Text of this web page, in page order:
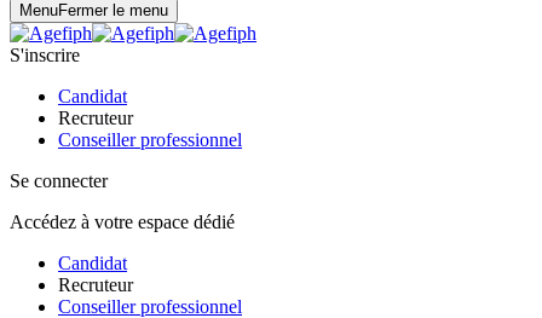
MenuFermer le menu
S'inscrire
Candidat
Recruteur
Conseiller professionnel
Se connecter
Accédez à votre espace dédié
Candidat
Recruteur
Conseiller professionnel